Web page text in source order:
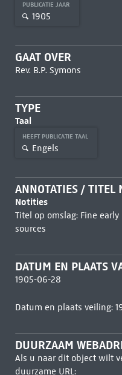
PUBLICATIE JAAR
1905
GAAT OVER
Rev. B.P. Symons
TYPE
Taal
HEEFT PUBLICATIE TAAL
Engels
ANNOTATIES / TITEL
Notities
Titel op omslag: Fine
sources
DATUM EN PLAATS
1905-06-28
Datum en plaats veiling:
DUURZAAM
Als u naar dit object wilt
duurzame URL: